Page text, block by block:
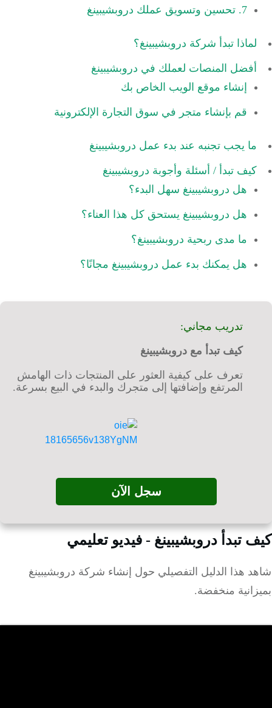
7. تحسين وتسويق عملك دروبشيبينغ
لماذا تبدأ شركة دروبشيبينغ؟
أفضل المنصات لعملك في دروبشيبينغ
إنشاء موقع الويب الخاص بك
قم بإنشاء متجر في سوق التجارة الإلكترونية
ما يجب تجنبه عند بدء عمل دروبشيبينغ
كيف تبدأ / أسئلة وأجوبة دروبشيبينغ
هل دروبشيبينغ سهل البدء؟
هل دروبشيبينغ يستحق كل هذا العناء؟
ما مدى ربحية دروبشيبينغ؟
هل يمكنك بدء عمل دروبشيبينغ مجانًا؟
تدريب مجاني:
كيف تبدأ مع دروبشيبينغ
تعرف على كيفية العثور على المنتجات ذات الهامش
المرتفع وإضافتها إلى متجرك والبدء في البيع بسرعة.
سجل الآن
تبدأ دروبشيبينغ - فيديو تعليمي
هذا الدليل التفصيلي حول إنشاء شركة دروبشيبينغ
منخفضة.